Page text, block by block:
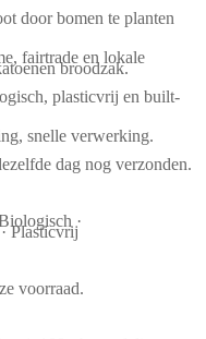
door bomen te planten
fairtrade en lokale
broodzak.
plasticvrij en built-
snelle verwerking.
dag nog verzonden.
·
Plasticvrij
voorraad.